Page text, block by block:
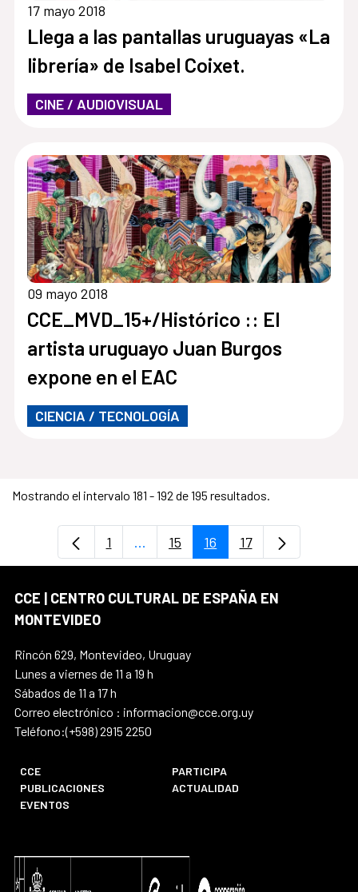
17 mayo 2018
Llega a las pantallas uruguayas «La
librería» de Isabel Coixet.
CINE / AUDIOVISUAL
09 mayo 2018
CCE_MVD_15+/Histórico :: El
artista uruguayo Juan Burgos
expone en el EAC
CIENCIA / TECNOLOGÍA
Mostrando el intervalo 181 - 192 de 195 resultados.
Página
1 ...Páginas intermedias Use TAB para
Página
15 Página
16 Página
17
CCE | CENTRO CULTURAL DE ESPAÑA EN
MONTEVIDEO
Rincón 629, Montevideo, Uruguay
Lunes a viernes de 11 a 19 h
Sábados de 11 a 17 h
Correo electrónico : informacion@cce.org.uy
Teléfono:(+598) 2915 2250
CCE
PARTICIPA
PUBLICACIONES
ACTUALIDAD
EVENTOS